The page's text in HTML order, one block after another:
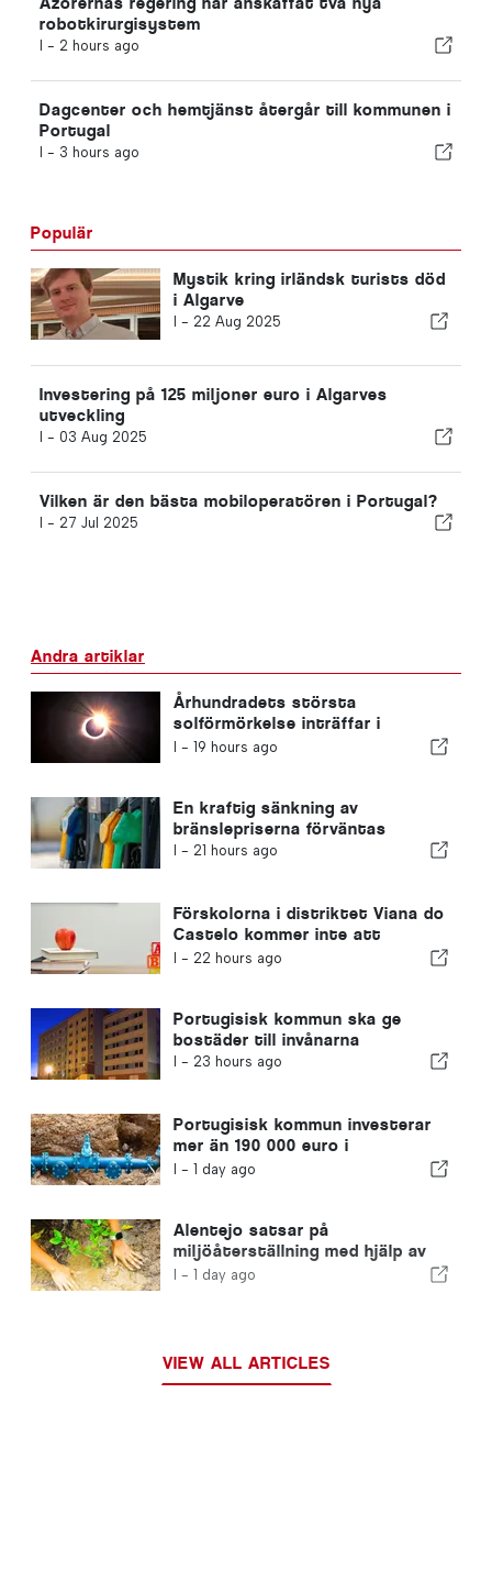
robotkirurgisystem
I - 2 hours ago
Dagcenter och hemtjänst återgår till kommunen i
Portugal
I - 3 hours ago
Populär
Mystik kring irländsk turists död
i Algarve
I - 22 Aug 2025
Investering på 125 miljoner euro i Algarves
utveckling
I - 03 Aug 2025
Vilken är den bästa mobiloperatören i Portugal?
I - 27 Jul 2025
Andra artiklar
Århundradets största
solförmörkelse inträffar i
Portugal
I - 19 hours ago
En kraftig sänkning av
bränslepriserna förväntas
I - 21 hours ago
Förskolorna i distriktet Viana do
Castelo kommer inte att
stängas
I - 22 hours ago
Portugisisk kommun ska ge
bostäder till invånarna
I - 23 hours ago
Portugisisk kommun investerar
mer än 190 000 euro i
vattenförsörjningen
I - 1 day ago
Alentejo satsar på
miljöåterställning med hjälp av
EU-medel
I - 1 day ago
VIEW ALL ARTICLES